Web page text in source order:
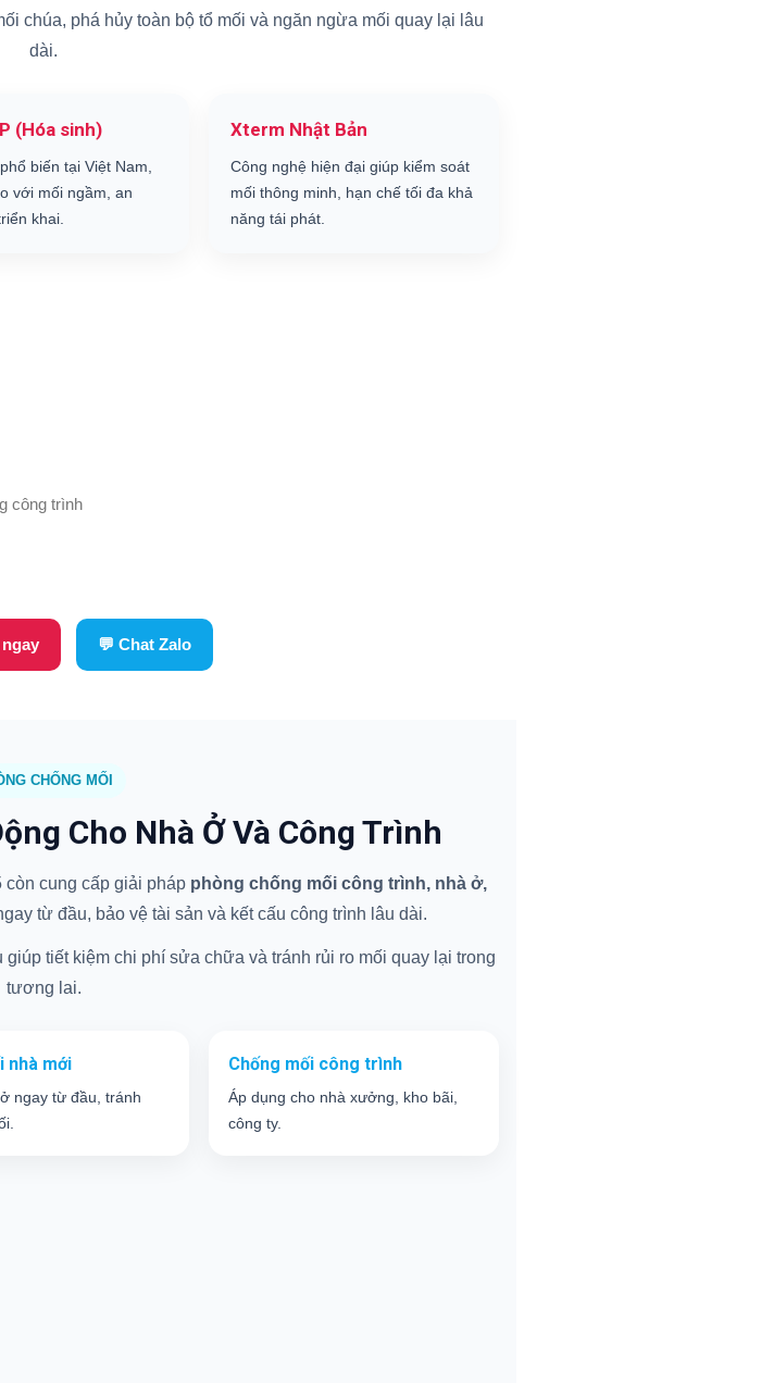
chúa, phá hủy toàn bộ tổ mối và ngăn ngừa mối quay lại lâu
dài.
(Hóa sinh)
biến tại Việt Nam,
với mối ngầm, an
khai.
Xterm Nhật Bản
Công nghệ hiện đại giúp kiểm soát
mối thông minh, hạn chế tối đa khả
năng tái phát.
công trình
💬 Chat Zalo
CHỐNG MỐI
Cho Nhà Ở Và Công Trình
còn cung cấp giải pháp phòng chống mối công trình, nhà ở,
từ đầu, bảo vệ tài sản và kết cấu công trình lâu dài.
tiết kiệm chi phí sửa chữa và tránh rủi ro mối quay lại trong
tương lai.
nhà mới
ngay từ đầu, tránh
Chống mối công trình
Áp dụng cho nhà xưởng, kho bãi,
công ty.